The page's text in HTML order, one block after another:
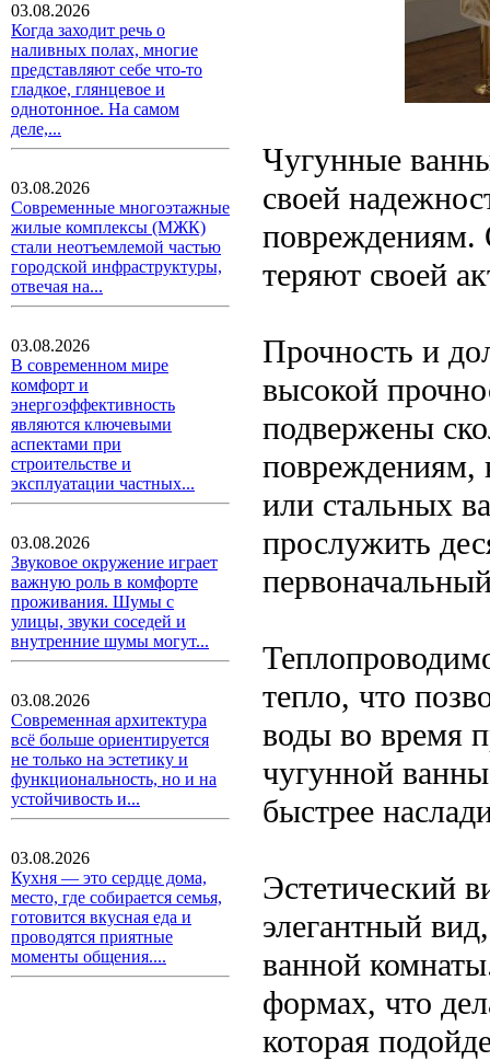
03.08.2026
Когда заходит речь о
наливных полах, многие
представляют себе что-то
гладкое, глянцевое и
однотонное. На самом
деле,...
03.08.2026
Современные многоэтажные
жилые комплексы (МЖК)
стали неотъемлемой частью
городской инфраструктуры,
отвечая на...
03.08.2026
В современном мире
комфорт и
энергоэффективность
являются ключевыми
аспектами при
строительстве и
эксплуатации частных...
03.08.2026
Звуковое окружение играет
важную роль в комфорте
проживания. Шумы с
улицы, звуки соседей и
внутренние шумы могут...
03.08.2026
Современная архитектура
всё больше ориентируется
не только на эстетику и
функциональность, но и на
устойчивость и...
03.08.2026
Кухня — это сердце дома,
место, где собирается семья,
готовится вкусная еда и
проводятся приятные
моменты общения....
Чугунные
своей
повреждениям.
теряют своей
Прочность и
высокой
подвержены
повреждениям,
или стальных
прослужить
тепло, что
воды во время
чугунной
быстрее
Эстетический
элегантный
ванной
формах, что
которая